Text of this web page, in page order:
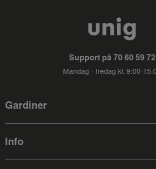
Support på 70 60 59 72
Mandag - fredag kl. 9:00-
Gardiner
Info